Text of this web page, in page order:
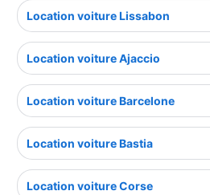
Location voiture Lissabon
Location voiture Ajaccio
Location voiture Barcelone
Location voiture Bastia
Location voiture Corse